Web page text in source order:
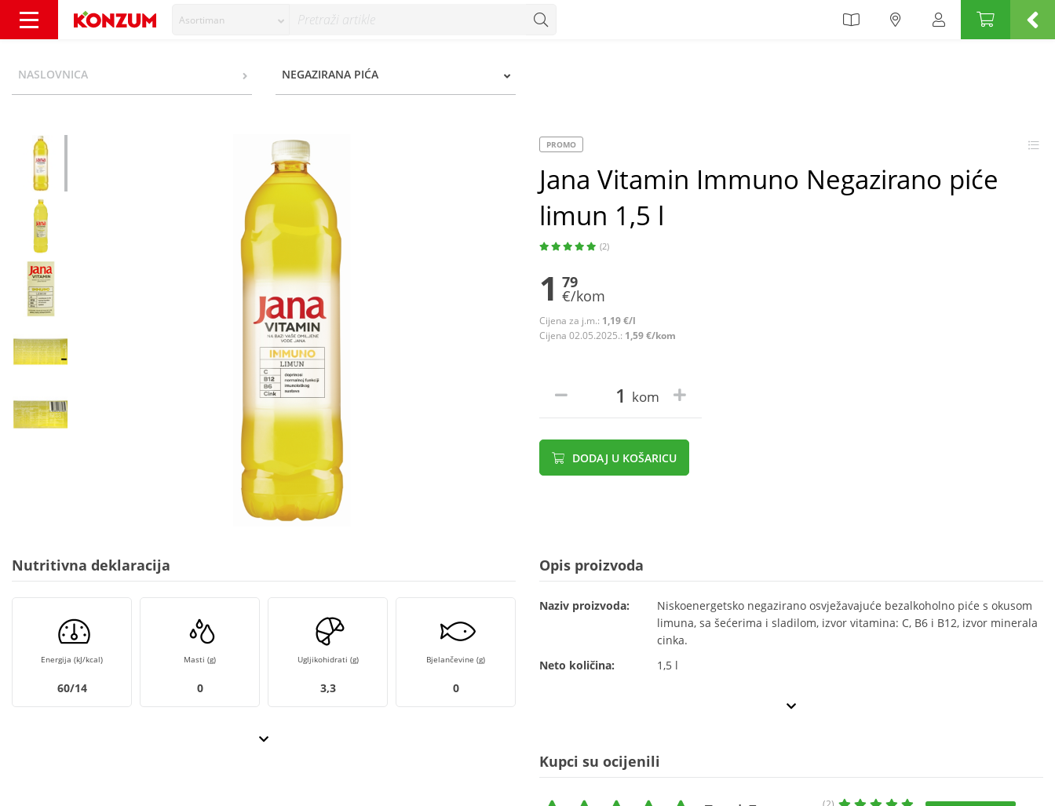
Asortiman
NASLOVNICA NEGAZIRANA PIĆA
PROMO
Jana Vitamin Immuno Negazirano piće
limun 1,5 l
(2)
1 79
€/kom
Cijena za j.m.: 1,19 €/l
Cijena 02.05.2025.: 1,59 €/kom
kom
DODAJ U KOŠARICU
Nutritivna deklaracija
Energija (kJ/kcal)
60/14
Masti (g)
0
Ugljikohidrati (g)
3,3
Bjelančevine (g)
0
Opis proizvoda
Naziv proizvoda:
Niskoenergetsko negazirano osvježavajuće bezalkoholno piće s okusom
limuna, sa šećerima i sladilom, izvor vitamina: C, B6 i B12, izvor minerala
cinka.
Neto količina:
1,5 l
Kupci su ocijenili